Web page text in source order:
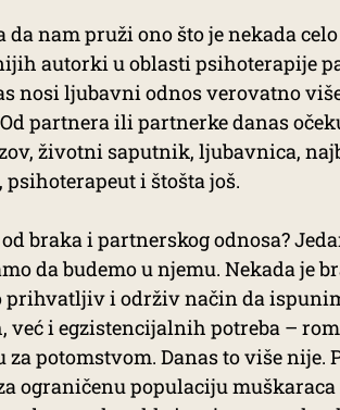
da nam pruži ono što je nekada
autorki u oblasti psihoterapije
nosi ljubavni odnos verovatno
partnera ili partnerke danas
životni saputnik, ljubavnica,
i štošta još.
braka i partnerskog odnosa?
da budemo u njemu. Nekada je
i održiv način da
već i egzistencijalnih potreba –
potomstvom. Danas to više nije.
ograničenu populaciju